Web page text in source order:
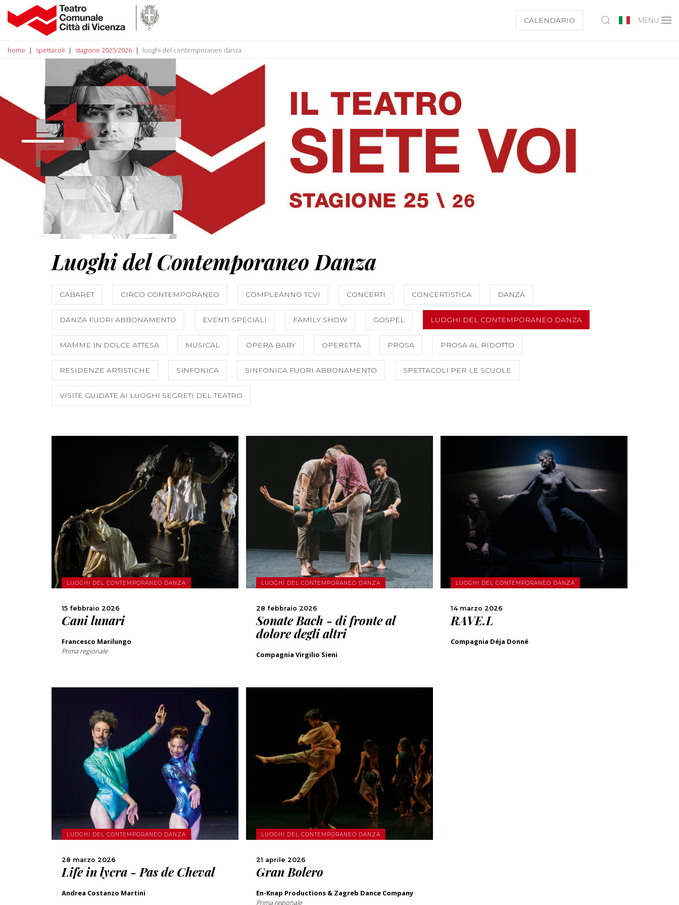
CALENDARIO MENU
home spettacoli stagione 2025/2026 luoghi del contemporaneo danza
Luoghi del Contemporaneo Danza
CABARET CIRCO CONTEMPORANEO COMPLEANNO TCVI CONCERTI CONCERTISTICA DANZA
DANZA FUORI ABBONAMENTO EVENTI SPECIALI FAMILY SHOW GOSPEL LUOGHI DEL CONTEMPORANEO DANZA
MAMME IN DOLCE ATTESA MUSICAL OPERA BABY OPERETTA PROSA PROSA AL RIDOTTO
RESIDENZE ARTISTICHE SINFONICA SINFONICA FUORI ABBONAMENTO SPETTACOLI PER LE SCUOLE
VISITE GUIDATE AI LUOGHI SEGRETI DEL TEATRO
LUOGHI DEL CONTEMPORANEO DANZA
15 febbraio 2026
Cani lunari
Francesco Marilungo
Prima regionale
SCOPRI DI PIÙ
CONDIVIDI
LUOGHI DEL CONTEMPORANEO DANZA
28 febbraio 2026
Sonate Bach - di fronte al
dolore degli altri
Compagnia Virgilio Sieni
SCOPRI DI PIÙ
CONDIVIDI
LUOGHI DEL CONTEMPORANEO DANZA
14 marzo 2026
RAVE.L
Compagnia Déja Donné
SCOPRI DI PIÙ
LUOGHI DEL CONTEMPORANEO DANZA
28 marzo 2026
Life in lycra - Pas de Cheval
Andrea Costanzo Martini
SCOPRI DI PIÙ
CONDIVIDI
LUOGHI DEL CONTEMPORANEO DANZA
21 aprile 2026
Gran Bolero
En-Knap Productions & Zagreb Dance Company
Prima regionale
SCOPRI DI PIÙ